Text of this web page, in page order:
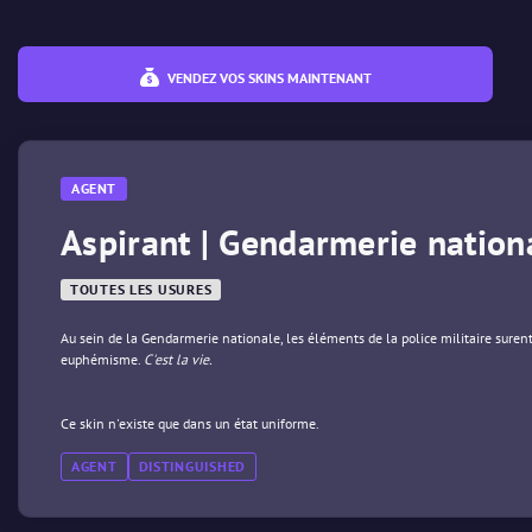
VENDEZ VOS SKINS MAINTENANT
AGENT
Aspirant | Gendarmerie
TOUTES LES USURES
Au sein de la Gendarmerie nationale, les éléments de la police militaire
euphémisme. C'est la vie.
Ce skin n'existe que dans un état uniforme.
AGENT DISTINGUISHED